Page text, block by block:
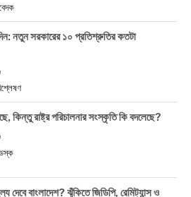
নতুন সরকারের ১০ প্রতিশ্রুতির কতটা
কিন্তু রাষ্ট্র পরিচালনার সংস্কৃতি কি বদলেছে?
দেবে বাংলাদেশ? ঝুঁকিতে জিডিপি, রেমিট্যান্স ও